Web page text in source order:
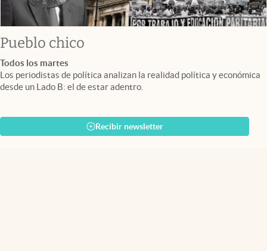
Pueblo chico
Todos los martes
Los periodistas de política analizan la realidad política y económica
desde un Lado B: el de estar adentro.
Recibir newsletter